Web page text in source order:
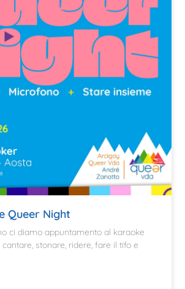
Queer Night
ci diamo appuntamento al karaoke
stonare, ridere, fare il tifo e